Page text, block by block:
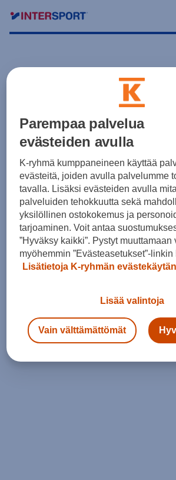
Parempaa palvelua
evästeiden avulla
K-ryhmä kumppaneineen käyttää
evästeitä, joiden avulla palvelumme
tavalla. Lisäksi evästeiden avulla
palveluiden tehokkuutta sekä
yksilöllinen ostokokemus ja
tarjoaminen. Voit antaa
”Hyväksy kaikki”. Pystyt muuttamaan
myöhemmin ”Evästeasetukset”-linkin
Lisätietoja K-ryhmän
Lisää valintoja
Vain välttämättömät